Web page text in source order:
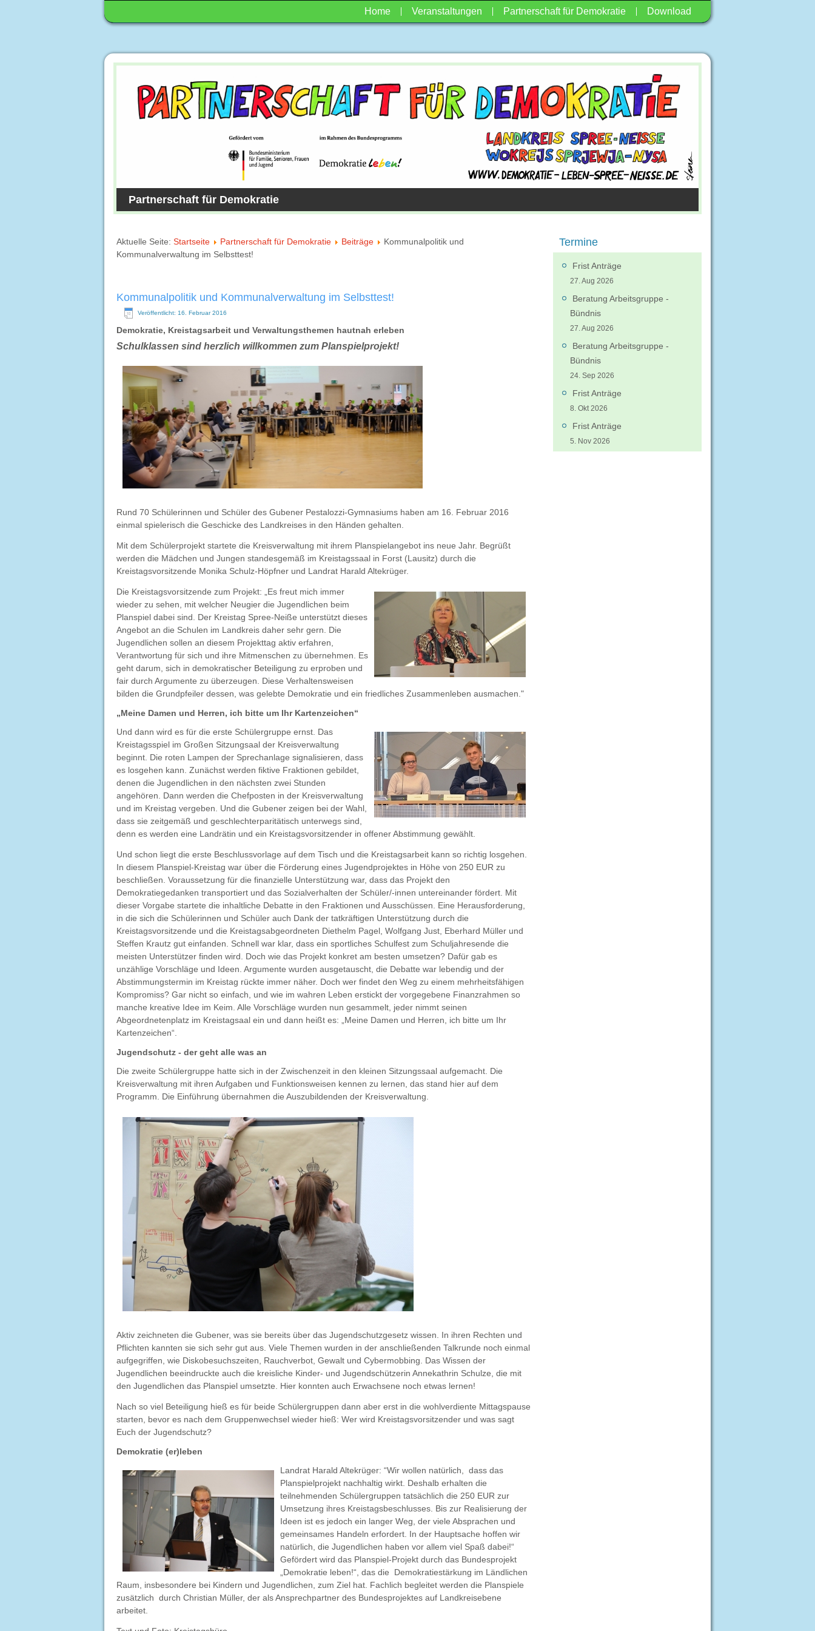
Home Veranstaltungen Partnerschaft für Demokratie Download
Partnerschaft für Demokratie
Aktuelle Seite: Startseite Partnerschaft für Demokratie Beiträge
Kommunalpolitik und
Kommunalverwaltung im Selbsttest!
Kommunalpolitik und Kommunalverwaltung im Selbsttest!
Veröffentlicht: 16. Februar 2016
Demokratie, Kreistagsarbeit und Verwaltungsthemen hautnah erleben
Schulklassen sind herzlich willkommen zum Planspielprojekt!
Rund 70 Schülerinnen und Schüler des Gubener Pestalozzi-Gymnasiums haben am 16. Februar 2016
einmal spielerisch die Geschicke des Landkreises in den Händen gehalten.
Mit dem Schülerprojekt startete die Kreisverwaltung mit ihrem Planspielangebot ins neue Jahr. Begrüßt
werden die Mädchen und Jungen standesgemäß im Kreistagssaal in Forst (Lausitz) durch die
Kreistagsvorsitzende Monika Schulz-Höpfner und Landrat Harald Altekrüger.
Die Kreistagsvorsitzende zum Projekt: „Es freut mich immer
wieder zu sehen, mit welcher Neugier die Jugendlichen beim
Planspiel dabei sind. Der Kreistag Spree-Neiße unterstützt dieses
Angebot an die Schulen im Landkreis daher sehr gern. Die
Jugendlichen sollen an diesem Projekttag aktiv erfahren,
Verantwortung für sich und ihre Mitmenschen zu übernehmen. Es
geht darum, sich in demokratischer Beteiligung zu erproben und
fair durch Argumente zu überzeugen. Diese Verhaltensweisen
bilden die Grundpfeiler dessen, was gelebte Demokratie und ein friedliches Zusammenleben ausmachen."
„Meine Damen und Herren, ich bitte um Ihr Kartenzeichen“
Und dann wird es für die erste Schülergruppe ernst. Das
Kreistagsspiel im Großen Sitzungsaal der Kreisverwaltung
beginnt. Die roten Lampen der Sprechanlage signalisieren, dass
es losgehen kann. Zunächst werden fiktive Fraktionen gebildet,
denen die Jugendlichen in den nächsten zwei Stunden
angehören. Dann werden die Chefposten in der Kreisverwaltung
und im Kreistag vergeben. Und die Gubener zeigen bei der Wahl,
dass sie zeitgemäß und geschlechterparitätisch unterwegs sind,
denn es werden eine Landrätin und ein Kreistagsvorsitzender in offener Abstimmung gewählt.
Und schon liegt die erste Beschlussvorlage auf dem Tisch und die Kreistagsarbeit kann so richtig losgehen.
In diesem Planspiel-Kreistag war über die Förderung eines Jugendprojektes in Höhe von 250 EUR zu
beschließen. Voraussetzung für die finanzielle Unterstützung war, dass das Projekt den
Demokratiegedanken transportiert und das Sozialverhalten der Schüler/-innen untereinander fördert. Mit
dieser Vorgabe startete die inhaltliche Debatte in den Fraktionen und Ausschüssen. Eine Herausforderung,
in die sich die Schülerinnen und Schüler auch Dank der tatkräftigen Unterstützung durch die
Kreistagsvorsitzende und die Kreistagsabgeordneten Diethelm Pagel, Wolfgang Just, Eberhard Müller und
Steffen Krautz gut einfanden. Schnell war klar, dass ein sportliches Schulfest zum Schuljahresende die
meisten Unterstützer finden wird. Doch wie das Projekt konkret am besten umsetzen? Dafür gab es
unzählige Vorschläge und Ideen. Argumente wurden ausgetauscht, die Debatte war lebendig und der
Abstimmungstermin im Kreistag rückte immer näher. Doch wer findet den Weg zu einem mehrheitsfähigen
Kompromiss? Gar nicht so einfach, und wie im wahren Leben erstickt der vorgegebene Finanzrahmen so
manche kreative Idee im Keim. Alle Vorschläge wurden nun gesammelt, jeder nimmt seinen
Abgeordnetenplatz im Kreistagsaal ein und dann heißt es: „Meine Damen und Herren, ich bitte um Ihr
Kartenzeichen“.
Jugendschutz - der geht alle was an
Die zweite Schülergruppe hatte sich in der Zwischenzeit in den kleinen Sitzungssaal aufgemacht. Die
Kreisverwaltung mit ihren Aufgaben und Funktionsweisen kennen zu lernen, das stand hier auf dem
Programm. Die Einführung übernahmen die Auszubildenden der Kreisverwaltung.
Aktiv zeichneten die Gubener, was sie bereits über das Jugendschutzgesetz wissen. In ihren Rechten und
Pflichten kannten sie sich sehr gut aus. Viele Themen wurden in der anschließenden Talkrunde noch einmal
aufgegriffen, wie Diskobesuchszeiten, Rauchverbot, Gewalt und Cybermobbing. Das Wissen der
Jugendlichen beeindruckte auch die kreisliche Kinder- und Jugendschützerin Annekathrin Schulze, die mit
den Jugendlichen das Planspiel umsetzte. Hier konnten auch Erwachsene noch etwas lernen!
Nach so viel Beteiligung hieß es für beide Schülergruppen dann aber erst in die wohlverdiente Mittagspause
starten, bevor es nach dem Gruppenwechsel wieder hieß: Wer wird Kreistagsvorsitzender und was sagt
Euch der Jugendschutz?
Demokratie (er)leben
Landrat Harald Altekrüger: “Wir wollen natürlich, dass das
Planspielprojekt nachhaltig wirkt. Deshalb erhalten die
teilnehmenden Schülergruppen tatsächlich die 250 EUR zur
Umsetzung ihres Kreistagsbeschlusses. Bis zur Realisierung der
Ideen ist es jedoch ein langer Weg, der viele Absprachen und
gemeinsames Handeln erfordert. In der Hauptsache hoffen wir
natürlich, die Jugendlichen haben vor allem viel Spaß dabei!“
Gefördert wird das Planspiel-Projekt durch das Bundesprojekt
„Demokratie leben!“, das die Demokratiestärkung im Ländlichen
Raum, insbesondere bei Kindern und Jugendlichen, zum Ziel hat. Fachlich begleitet werden die Planspiele
zusätzlich durch Christian Müller, der als Ansprechpartner des Bundesprojektes auf Landkreisebene
arbeitet.
Termine
Frist Anträge
27. Aug 2026
Beratung Arbeitsgruppe -
Bündnis
27. Aug 2026
Beratung Arbeitsgruppe -
Bündnis
24. Sep 2026
Frist Anträge
8. Okt 2026
Frist Anträge
5. Nov 2026